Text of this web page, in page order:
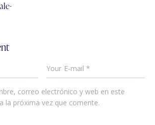
correo electrónico y web en este
la próxima vez que comente.